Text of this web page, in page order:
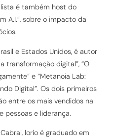
é também host do
A.I.”, sobre o impacto da
e Estados Unidos, é autor
transformação digital”, “O
e “Metanoia Lab:
Digital”. Os dois primeiros
entre os mais vendidos na
pessoas e liderança.
Iorio é graduado em